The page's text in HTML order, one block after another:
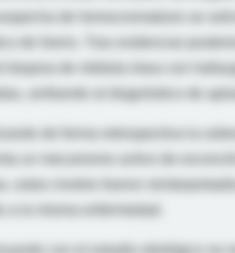
de hemocromatosis se
biopsia de médula ósea con
arribando al diagnóstico de
de forma retrospectiva la